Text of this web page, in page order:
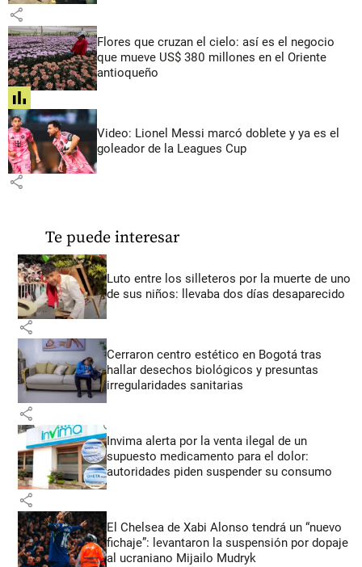
share
Flores que cruzan el cielo: así es el negocio
que mueve US$ 380 millones en el Oriente
antioqueño
share
Video: Lionel Messi marcó doblete y ya es el
goleador de la Leagues Cup
share
Te puede interesar
Luto entre los silleteros por la muerte de uno
de sus niños: llevaba dos días desaparecido
share
Cerraron centro estético en Bogotá tras
hallar desechos biológicos y presuntas
irregularidades sanitarias
share
Invima alerta por la venta ilegal de un
supuesto medicamento para el dolor:
autoridades piden suspender su consumo
share
El Chelsea de Xabi Alonso tendrá un “nuevo
fichaje”: levantaron la suspensión por dopaje
al ucraniano Mijailo Mudryk